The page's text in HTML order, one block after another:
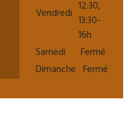
Vendredi 12:30,
13:30-
16h
Samedi
Fermé
Dimanche Fermé